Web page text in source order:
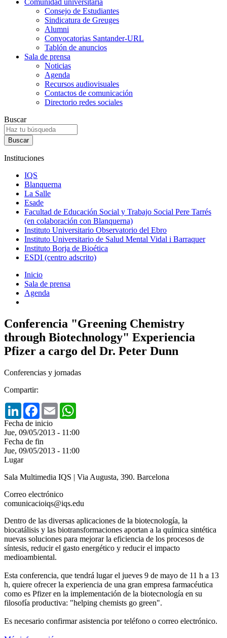
Consejo de Estudiantes
Sindicatura de Greuges
Alumni
Convocatorias Santander-URL
Tablón de anuncios
Sala de prensa
Noticias
Agenda
Recursos audiovisuales
Contactos de comunicación
Directorio redes sociales
Buscar
Instituciones
IQS
Blanquerna
La Salle
Esade
Facultad de Educación Social y Trabajo Social Pere Tarrés
(en colaboración con Blanquerna)
Instituto Universitario Observatorio del Ebro
Instituto Universitario de Salud Mental Vidal i Barraquer
Instituto Borja de Bioética
ESDI (centro adscrito)
Inicio
Sala de prensa
Agenda
Conferencia "Greening Chemistry
through Biotechnology" Experiencia
Pfizer a cargo del Dr. Peter Dunn
Conferencias y jornadas
Compartir:
LinkedInFacebook
Email
Fecha de inicio
Jue, 09/05/2013 - 11:00
Fecha de fin
Jue, 09/05/2013 - 11:00
Lugar
Sala Multimedia IQS | Via Augusta, 390. Barcelona
Correo electrónico
comunicacioiqs@iqs.edu
Dentro de las diversas aplicaciones de la biotecnología, la
biocatálisis y las biotransformaciones aportan a la química sintética
nuevas soluciones para mejorar la eficiencia de los procesos de
síntesis, reducir el gasto energético y reducir el impacto
medioambiental.
Esta conferencia, que tendrá lugar el jueves 9 de mayo de 11 h a 13
h, quiere ofrecer la experiencia de una gran empresa farmacéutica
como es Pfizer en la implementación de la biotecnología en su
filosofía productiva: "helping chemists go green".
Es necesario confirmar asistencia por teléfono o correo electrónico.